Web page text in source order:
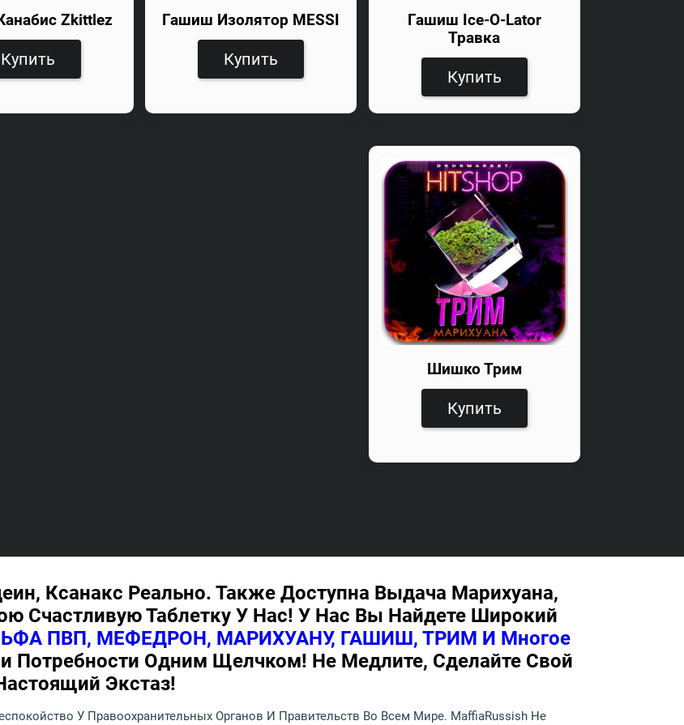
Zkittlez
Купить
Гашиш Изолятор MESSI
Купить
Гашиш Ice-O-Lator
Травка
Купить
Шишко Трим
Купить
Ксанакс Реально. Также Доступна Выдача Марихуана,
Счастливую Таблетку У Нас! У Нас Вы Найдете Широкий
ПВП, МЕФЕДРОН, МАРИХУАНУ, ГАШИШ, ТРИМ И Многое
Потребности Одним Щелчком! Не Медлите, Сделайте Свой
Экстаз!
У Правоохранительных Органов И Правительств Во Всем Мире. MaffiaRussish Не